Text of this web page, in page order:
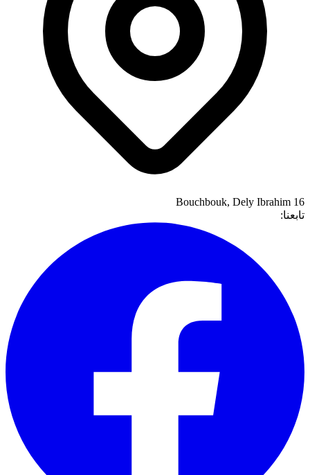
16 Bouchbouk
, Dely Ibrahim
تابعنا: